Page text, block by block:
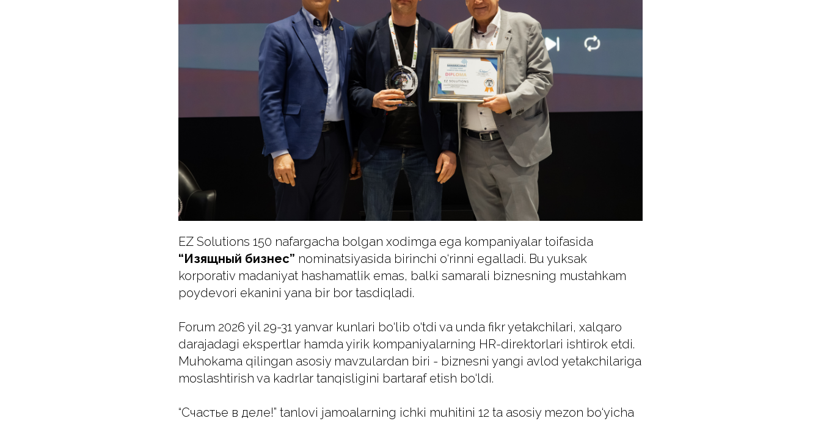
EZ Solutions 150 nafargacha bolgan xodimga ega kompaniyalar toifasida
“Изящный бизнес” nominatsiyasida birinchi o‘rinni egalladi. Bu yuksak
korporativ madaniyat hashamatlik emas, balki samarali biznesning mustahkam
poydevori ekanini yana bir bor tasdiqladi.
Forum 2026 yil 29-31 yanvar kunlari bo‘lib o‘tdi va unda fikr yetakchilari, xalqaro
darajadagi ekspertlar hamda yirik kompaniyalarning HR-direktorlari ishtirok etdi.
Muhokama qilingan asosiy mavzulardan biri - biznesni yangi avlod yetakchilariga
moslashtirish va kadrlar tanqisligini bartaraf etish bo‘ldi.
“Счастье в деле!” tanlovi jamoalarning ichki muhitini 12 ta asosiy mezon bo‘yicha